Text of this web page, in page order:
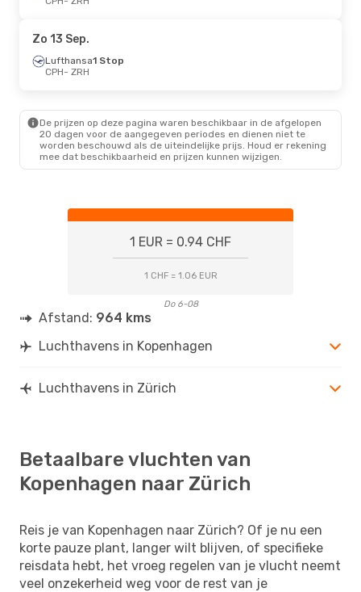
Zo 13 Sep.
Lufthansa1 Stop
CPH- ZRH
De prijzen op deze pagina waren beschikbaar in de afgelopen
20 dagen voor de aangegeven periodes en dienen niet te
worden beschouwd als de uiteindelijke prijs. Houd er rekening
mee dat beschikbaarheid en prijzen kunnen wijzigen.
1 EUR = 0.94 CHF
1 CHF = 1.06 EUR
Do 6-08
Afstand: 964 kms
Luchthavens in Kopenhagen
Luchthavens in Zürich
Betaalbare vluchten van
Kopenhagen naar Zürich
Reis je van Kopenhagen naar Zürich? Of je nu een
korte pauze plant, langer wilt blijven, of specifieke
reisdata hebt, het vroeg regelen van je vlucht neemt
veel onzekerheid weg voor de rest van je